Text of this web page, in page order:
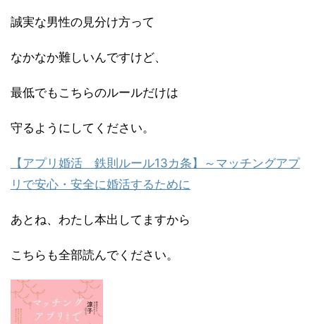
誠実な男性の見分け方って
なかなか難しいんですけど、
最低でもこちらのルールだけは
守るようにしてください。
【アプリ婚活 鉄則ルール13カ条】～マッチングアプ
リで安心・安全に婚活するために
あとね、わたし本出してますから
こちらも全部読んでください。